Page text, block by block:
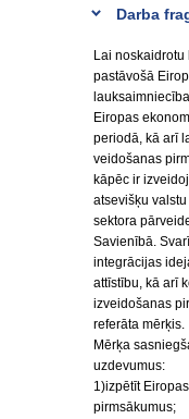
Darba
Lai
pastāvošā
Eiropas
periodā, kā arī
veidošanas
kāpēc ir
atsevišķu
sektora
Savienībā.
integrācijas
attīstību, kā arī
izveidošanas
referāta mērķis.
Mērķa
uzdevumus:
1)izpētīt
pirmsākumus;